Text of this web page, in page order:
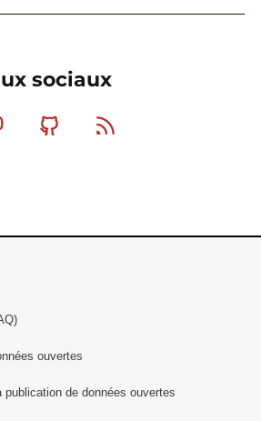
sociaux
MastodonGithub
ouvertes
publication de données ouvertes